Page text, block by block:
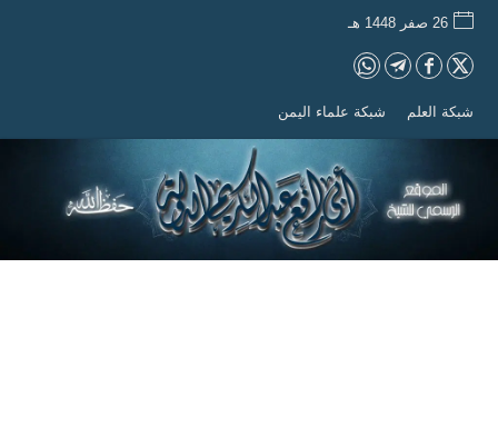
26 صفر 1448 هـ
شبكة العلم شبكة علماء اليمن